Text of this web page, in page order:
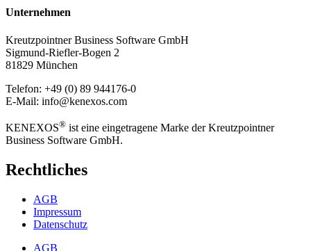
Unternehmen
Kreutzpointner Business Software GmbH
Sigmund-Riefler-Bogen 2
81829 München
Telefon: +49 (0) 89 944176-0
E-Mail: info@kenexos.com
KENEXOS® ist eine eingetragene Marke der Kreutzpointner
Business Software GmbH.
Rechtliches
AGB
Impressum
Datenschutz
AGB